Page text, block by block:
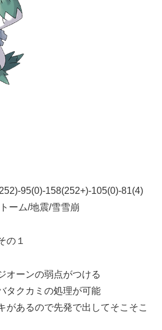
95(0)-158(252+)-105(0)-81(4)
ーム/地震/雪雪崩
の１
オーンの弱点がつける
タクカミの処理が可能
があるので先発で出してそこそこ